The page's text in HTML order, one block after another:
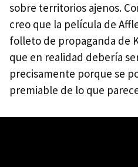
sobre territorios ajenos.
creo que la película de
folleto de propaganda de
que en realidad debería
precisamente porque se
premiable de lo que